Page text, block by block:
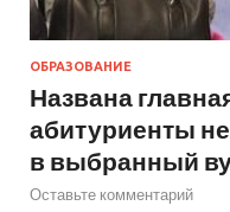
ОБРАЗОВАНИЕ
Названа
абитуриенты
в выбранный
Оставьте комментарий